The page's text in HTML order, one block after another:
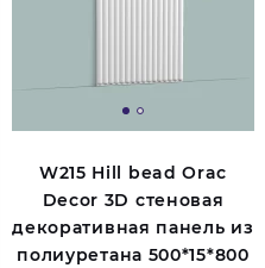
W215 Hill bead Orac
Decor 3D стеновая
декоративная панель из
полиуретана 500*15*800